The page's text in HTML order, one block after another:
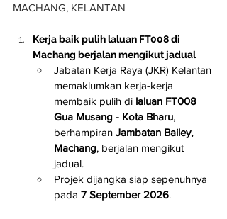
MACHANG, KELANTAN
Kerja baik pulih laluan FT008 di
Machang berjalan mengikut jadual
Jabatan Kerja Raya (JKR) Kelantan
memaklumkan kerja-kerja
membaik pulih di laluan FT008
Gua Musang - Kota Bharu,
berhampiran Jambatan Bailey,
Machang, berjalan mengikut
jadual.
Projek dijangka siap sepenuhnya
pada 7 September 2026.